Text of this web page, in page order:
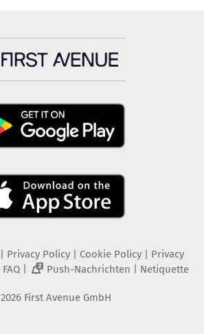
Privacy Policy| Cookie Policy| Privacy
FAQ| 2 Push-Nachrichten Netiquette
2026 First Avenue GmbH